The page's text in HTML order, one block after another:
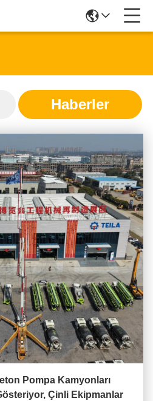
Haberler
Pompa Kamyonları
Çinli Ekipmanlar